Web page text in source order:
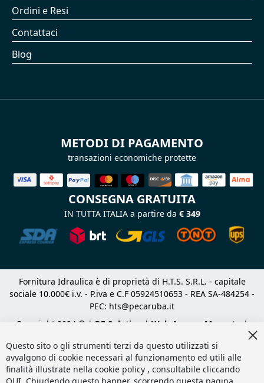
Ordini e Resi
Contattaci
Blog
METODI DI PAGAMENTO
transazioni economiche protette
CONSEGNA GRATUITA
IN TUTTA ITALIA a partire da € 349
Fornitura Idraulica è di proprietà di H.T.S. S.R.L. - capitale
sociale 10.000€ i.v. - P.iva e C.F 05924510653 - REA SA-484254 -
PEC: hts@pecaruba.it
Copyright 2024 © | DF Solution | Web Agency Magento
|
Questo sito o gli strumenti terzi da questo utilizzati si
avvalgono di cookie necessari al funzionamento ed utili alle
finalità illustrate nella cookie policy , consultabile cliccando